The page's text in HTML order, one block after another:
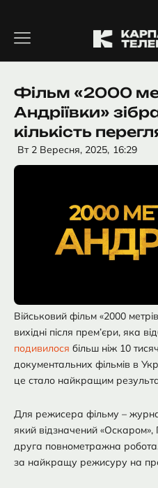
вмісту
Фільм «2000
Андріївки»
кількість
Вт 2 Вересня, 2025, 16:29
Військовий фільм «2000
вихідні після прем’єри, яка
подивилося більш ніж 10
документальних фільмів в
це стало найкращим
Для режисера фільму –
який відзначений «Оскаром»,
друга повнометражна
за найкращу режисуру на